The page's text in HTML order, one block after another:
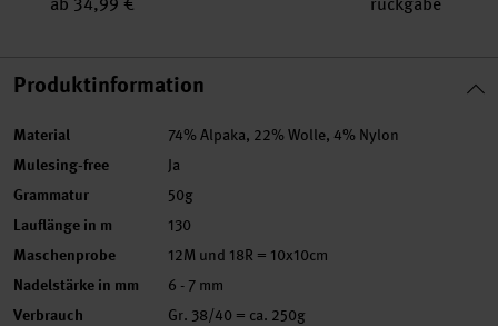
Produktinformation
Material 74% Alpaka, 22% Wolle, 4% Nylon
Mulesing-free Ja
Grammatur 50g
Lauflänge in m 130
Maschenprobe 12M und 18R = 10x10cm
Nadelstärke in mm 6 - 7 mm
Verbrauch Gr. 38/40 = ca. 250g